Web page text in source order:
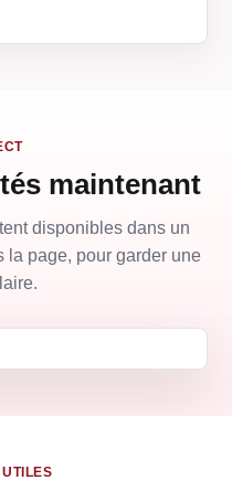
maintenant
disponibles dans un
la page, pour garder une